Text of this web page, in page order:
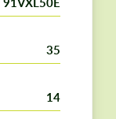
35
14